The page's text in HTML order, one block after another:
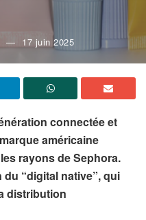
17 juin 2025
connectée et
américaine
rayons de Sephora.
“digital native”, qui
distribution